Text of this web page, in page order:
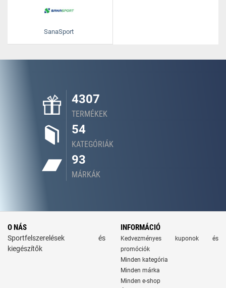
SanaSport
4307
TERMÉKEK
54
KATEGÓRIÁK
93
MÁRKÁK
O NÁS
Sportfelszerelések és
kiegészítők
INFORMÁCIÓ
Kedvezményes kuponok és
promóciók
Minden kategória
Minden márka
Minden e-shop